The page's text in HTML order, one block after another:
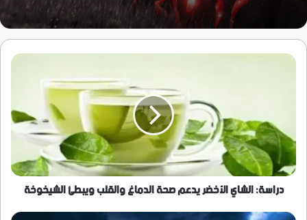
دراسة:
صحة
الدماغ
والقلب
ويبطئ
الشيخوخة
دراسة: الشاي الأخضر يدعم صحة الدماغ والقلب ويبطئ الشيخوخة